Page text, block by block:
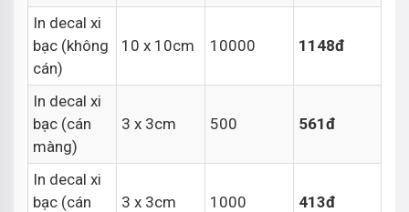
In decal xi
bạc (không
cán)
10 x 10cm 10000 1148đ
In decal xi
bạc (cán
màng)
3 x 3cm 500 561đ
In decal xi
bạc (cán
3 x 3cm 1000 413đ